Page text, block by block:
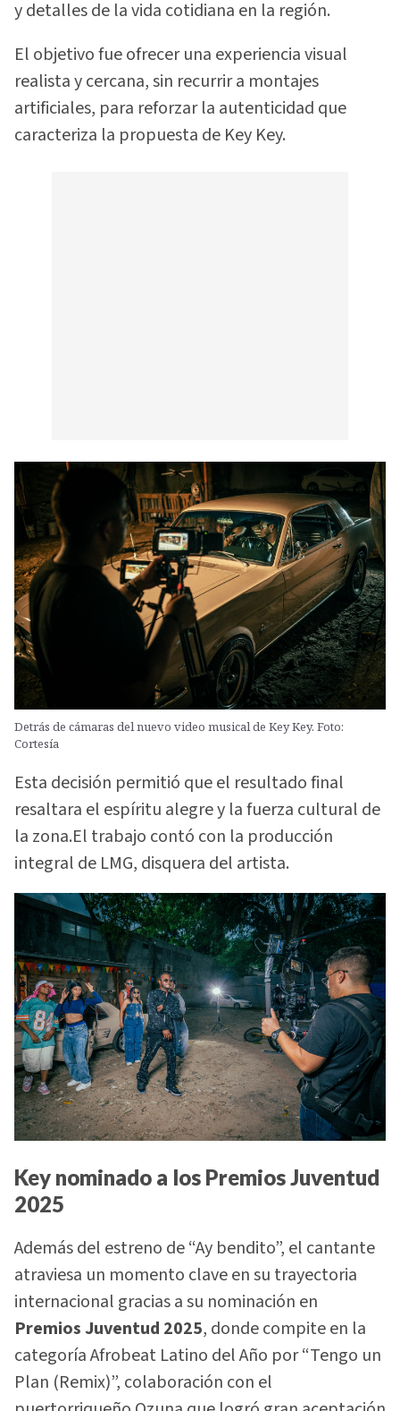
y detalles de la vida cotidiana en la región.
El objetivo fue ofrecer una experiencia visual
realista y cercana, sin recurrir a montajes
artificiales, para reforzar la autenticidad que
caracteriza la propuesta de Key Key.
Detrás de cámaras del nuevo video musical de Key Key. Foto:
Cortesía
Esta decisión permitió que el resultado final
resaltara el espíritu alegre y la fuerza cultural de
la zona.El trabajo contó con la producción
integral de LMG, disquera del artista.
Key nominado a los Premios Juventud
2025
Además del estreno de “Ay bendito”, el cantante
atraviesa un momento clave en su trayectoria
internacional gracias a su nominación en
Premios Juventud 2025, donde compite en la
categoría Afrobeat Latino del Año por “Tengo un
Plan (Remix)”, colaboración con el